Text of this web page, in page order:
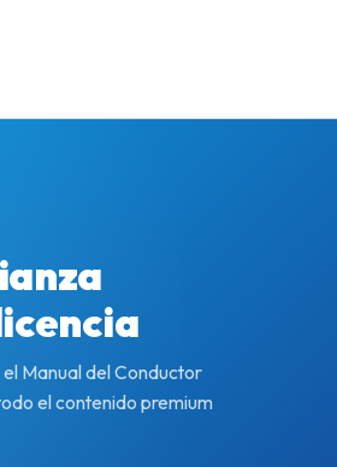
Manual del Conductor
el contenido premium